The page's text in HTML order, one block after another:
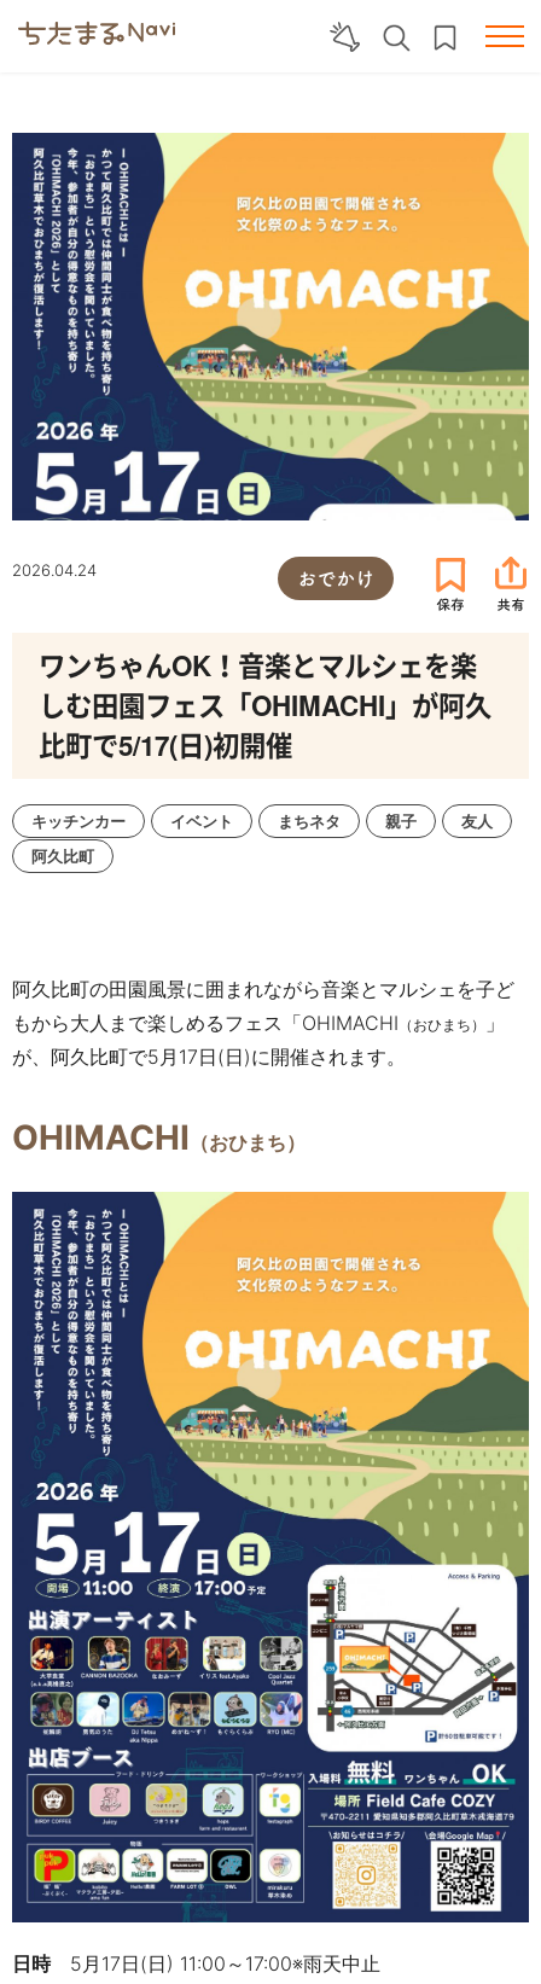
2026.04.24 おでかけ
ワンちゃんOK！音楽とマルシェを楽
しむ田園フェス「OHIMACHI」が阿久
比町で5/17(日)初開催
キッチンカー イベント まちネタ 親子
友人
阿久比町
阿久比町の田園風景に囲まれながら音楽とマルシェを子ど
もから大人まで楽しめるフェス「OHIMACHI （おひまち）
」
が、阿久比町で5月17日(日)に開催されます。
OHIMACHI （おひまち）
日時5月17日(日) 11:00～17:00※雨天中止